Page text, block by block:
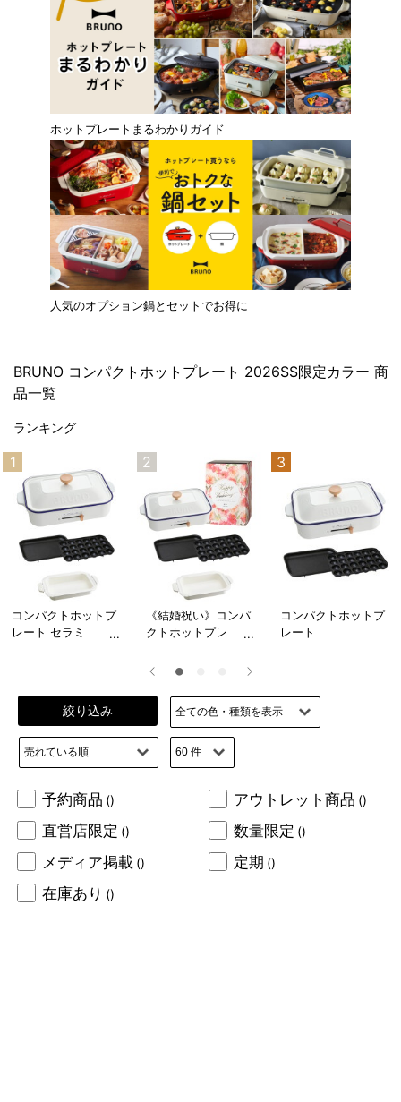
ホットプレートまるわかりガイド
人気のオプション鍋とセットでお得に
BRUNO コンパクトホットプレート 2026SS限定カラー 商
品一覧
ランキング
1
コンパクトホットプ
レート セラミ
2
《結婚祝い》コンパ
クトホットプレ
3
コンパクトホットプ
レート
絞り込み
予約商品 () アウトレット商品 ()
直営店限定 () 数量限定 ()
メディア掲載 () 定期 ()
在庫あり ()